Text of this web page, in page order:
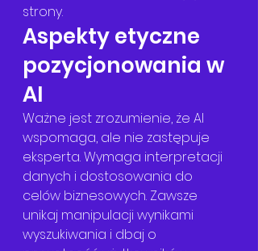
strony.
Aspekty etyczne
pozycjonowania w
AI
Ważne jest zrozumienie, że AI
wspomaga, ale nie zastępuje
eksperta. Wymaga interpretacji
danych i dostosowania do
celów biznesowych. Zawsze
unikaj manipulacji wynikami
wyszukiwania i dbaj o